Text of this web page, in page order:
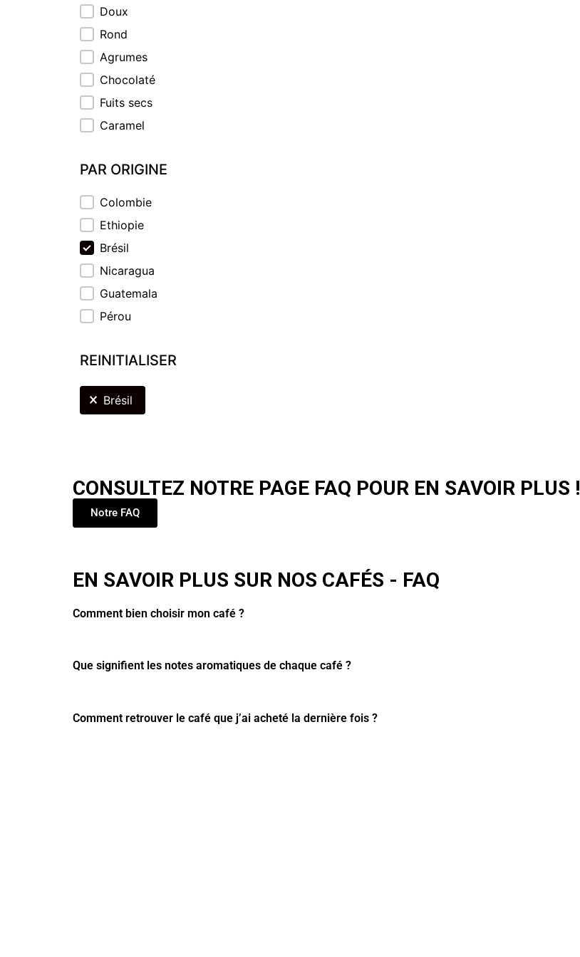
Doux
Rond
Agrumes
Chocolaté
Fuits secs
Caramel
PAR ORIGINE
PAR ORIGINE
Colombie
Ethiopie
Brésil
Nicaragua
Guatemala
Pérou
REINITIALISER
REINITIALISER
Brésil
CONSULTEZ NOTRE PAGE FAQ POUR EN SAVOIR PLUS !
Notre FAQ
EN SAVOIR PLUS SUR NOS CAFÉS - FAQ
Comment bien choisir mon café ?
Que signifient les notes aromatiques de chaque café ?
Comment retrouver le café que j’ai acheté la dernière fois ?